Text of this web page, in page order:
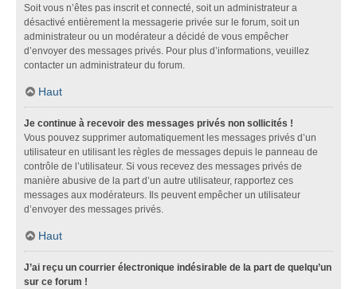
Soit vous n’êtes pas inscrit et connecté, soit un administrateur a
désactivé entièrement la messagerie privée sur le forum, soit un
administrateur ou un modérateur a décidé de vous empêcher
d’envoyer des messages privés. Pour plus d’informations, veuillez
contacter un administrateur du forum.
Haut
Je continue à recevoir des messages privés non sollicités !
Vous pouvez supprimer automatiquement les messages privés d’un
utilisateur en utilisant les règles de messages depuis le panneau de
contrôle de l’utilisateur. Si vous recevez des messages privés de
manière abusive de la part d’un autre utilisateur, rapportez ces
messages aux modérateurs. Ils peuvent empêcher un utilisateur
d’envoyer des messages privés.
Haut
J’ai reçu un courrier électronique indésirable de la part de quelqu’un
sur ce forum !